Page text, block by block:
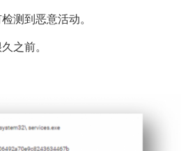
测到恶意活动。
之前。